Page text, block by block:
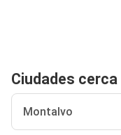
Ciudades
Montalvo